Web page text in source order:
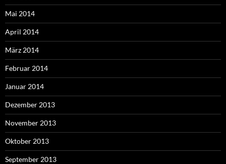
Mai 2014
April 2014
März 2014
Februar 2014
Januar 2014
Dezember 2013
November 2013
Oktober 2013
September 2013